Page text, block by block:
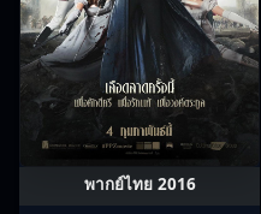
พากย์ไทย 2016